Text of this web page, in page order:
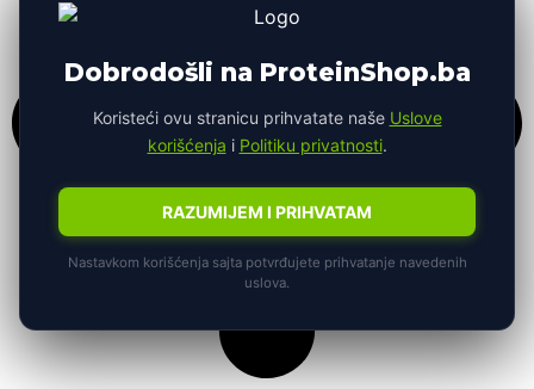
Dobrodošli na ProteinShop.ba
Koristeći ovu stranicu prihvatate naše Uslove
korišćenja i Politiku privatnosti.
RAZUMIJEM I PRIHVATAM
Nastavkom korišćenja sajta potvrđujete prihvatanje navedenih
uslova.